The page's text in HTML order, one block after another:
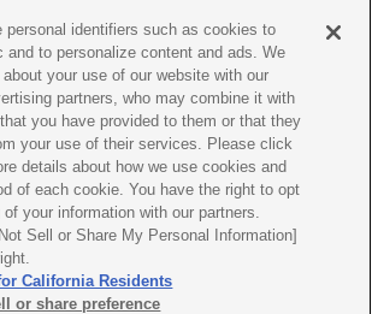
請求 お問合せ
プライバシーポリシー
ー 古物営業法に基づく表示
personal identifiers such as cookies to
and to personalize content and ads. We
your use of our website with our
partners, who may combine it with
you have provided to them or that they
your use of their services. Please click
details about how we use cookies and
of each cookie. You have the right to opt
your information with our partners.
Sell or Share My Personal Information]
California Residents
or share preference